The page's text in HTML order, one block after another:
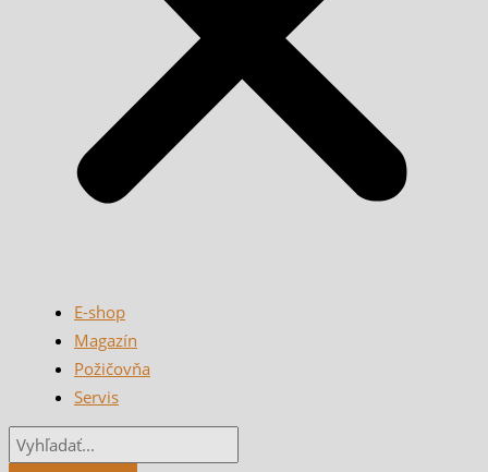
E-shop
Magazín
Požičovňa
Servis